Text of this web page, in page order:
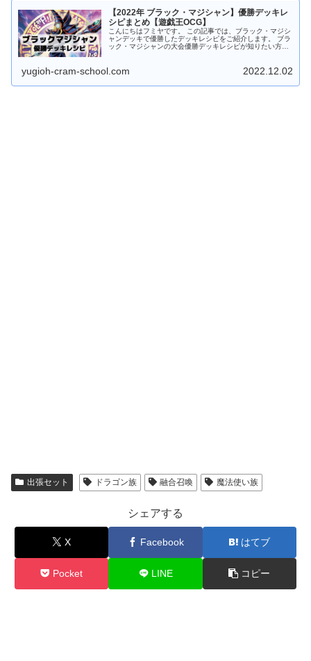
【2022年 ブラック・マジシャン】優勝デッキレ
シピまとめ【遊戯王OCG】
こんにちはフミヤです。 この記事では、ブラック・マジシ
ャンデッキで優勝したデッキレシピをご紹介します。 ブラ
ック・マジシャンの大会優勝デッキレシピが知りたい方
yugioh-cram-school.com 2022.12.02
出張セット ドラゴン族 融合召喚 魔法使い族
シェアする
X Facebook はてブ
Pocket LINE コピー